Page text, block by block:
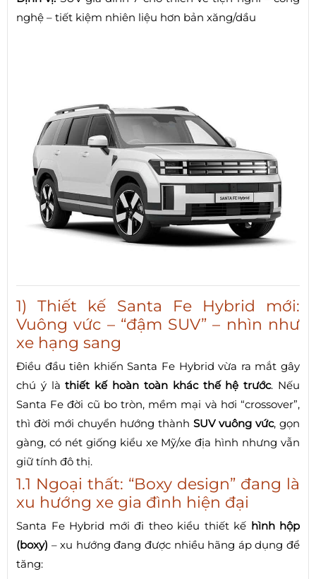
nghệ – tiết kiệm nhiên liệu hơn bản xăng/dầu
1) Thiết kế Santa Fe Hybrid mới:
Vuông vức – “đậm SUV” – nhìn như
xe hạng sang
Điều đầu tiên khiến Santa Fe Hybrid vừa ra mắt gây
chú ý làthiết kế hoàn toàn khác thế hệ trước. Nếu
Santa Fe đời cũ bo tròn, mềm mại và hơi “crossover”,
thì đời mới chuyển hướng thành SUV vuông vức, gọn
gàng, có nét giống kiểu xe Mỹ/xe địa hình nhưng vẫn
giữ tính đô thị.
1.1 Ngoại thất: “Boxy design” đang là
xu hướng xe gia đình hiện đại
Santa Fe Hybrid mới đi theo kiểu thiết kế hình hộp
(boxy) – xu hướng đang được nhiều hãng áp dụng để
tăng: